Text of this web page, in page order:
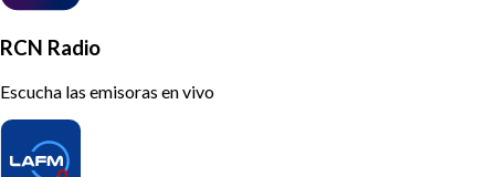
RCN Radio
Escucha las emisoras en vivo